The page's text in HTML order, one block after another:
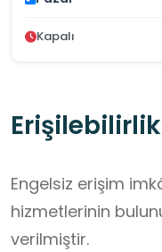
Kapalı
Engelsiz erişim
hizmetlerinin
verilmiştir.